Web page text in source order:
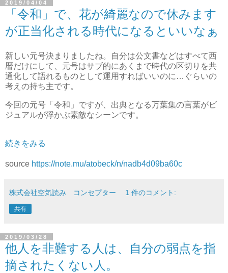
2019/04/04
「令和」で、花が綺麗なので休みます
が正当化される時代になるといいなぁ
新しい元号決まりましたね。自分は公文書などはすべて西
暦だけにして、元号はサブ的にあくまで時代の区切りを共
通化して語れるものとして運用すればいいのに…ぐらいの
考えの持ち主です。
今回の元号「令和」ですが、出典となる万葉集の言葉がビ
ジュアルが浮かぶ素敵なシーンです。
続きをみる
source https://note.mu/atobeck/n/nadb4d09ba60c
株式会社空気読み コンセプター 1 件のコメント:
共有
2019/03/28
他人を非難する人は、自分の弱点を指
摘されたくない人。